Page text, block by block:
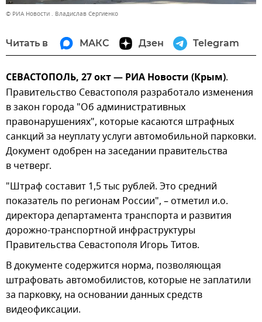
© РИА Новости . Владислав Сергиенко
Читать в МАКС Дзен Telegram
СЕВАСТОПОЛЬ, 27 окт — РИА Новости (Крым).
Правительство Севастополя разработало изменения
в закон города "Об административных
правонарушениях", которые касаются штрафных
санкций за неуплату услуги автомобильной парковки.
Документ одобрен на заседании правительства
в четверг.
"Штраф составит 1,5 тыс рублей. Это средний
показатель по регионам России", – отметил и.о.
директора департамента транспорта и развития
дорожно-транспортной инфраструктуры
Правительства Севастополя Игорь Титов.
В документе содержится норма, позволяющая
штрафовать автомобилистов, которые не заплатили
за парковку, на основании данных средств
видеофиксации.